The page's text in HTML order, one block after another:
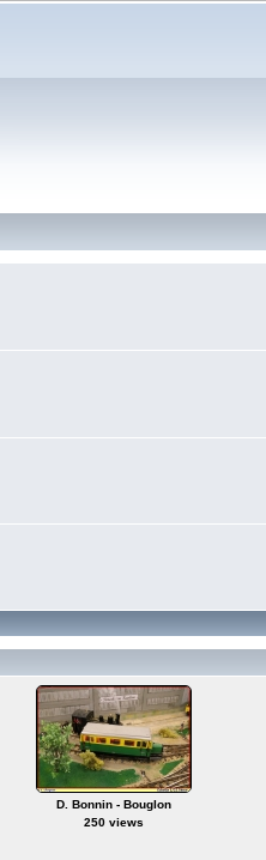
D. Bonnin - Bouglon
250 views